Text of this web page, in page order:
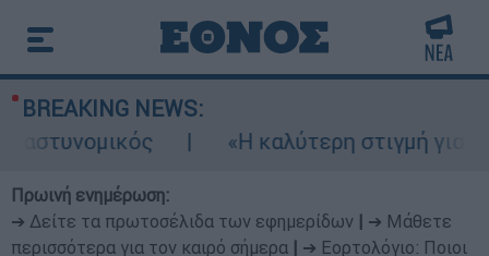
BREAKING NEWS:
«Η καλύτερη στιγμή για
Πρωινή ενημέρωση:
➔ Δείτε τα πρωτοσέλιδα των εφημερίδων
➔ Μάθετε
περισσότερα για τον καιρό σήμερα
➔ Εορτολόγιο: Ποιοι